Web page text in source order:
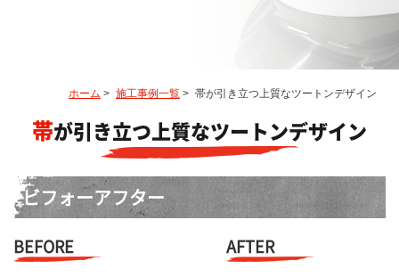
ホーム > 施工事例一覧 > 帯が引き立つ上質なツートンデザイン
帯が引き立つ上質なツートンデザイン
ビフォーアフター
AFTER
BEFORE